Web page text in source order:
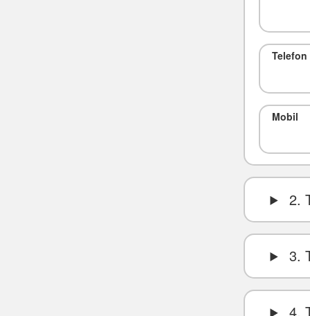
Telefon
Mobil
2.
3.
4.